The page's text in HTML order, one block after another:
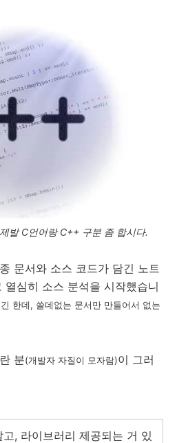
발 C언어랑 C++ 구분 좀 합시다.
문서와 소스 코드가 담긴 노트
열심히 소스 분석을 시작했습니
한데, 쓸데없는 문서만 만들어서 없는
분(개발자 자질이 모자람)이 그러
, 라이브러리 제공되는 거 있